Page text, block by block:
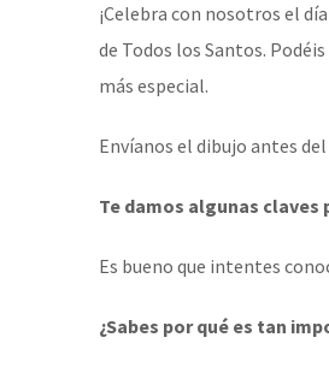
¡Celebra con nosotros el
de Todos los Santos.
más especial.
Envíanos el dibujo antes
Te damos algunas claves
Es bueno que intentes
¿Sabes por qué es tan